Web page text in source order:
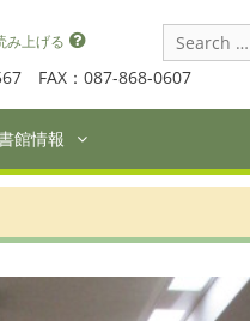
み上げる
FAX：087-868-0607
Search
for:
館情報